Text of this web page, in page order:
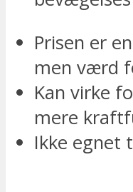
Prisen er
men værd
Kan virke
mere
Ikke egnet